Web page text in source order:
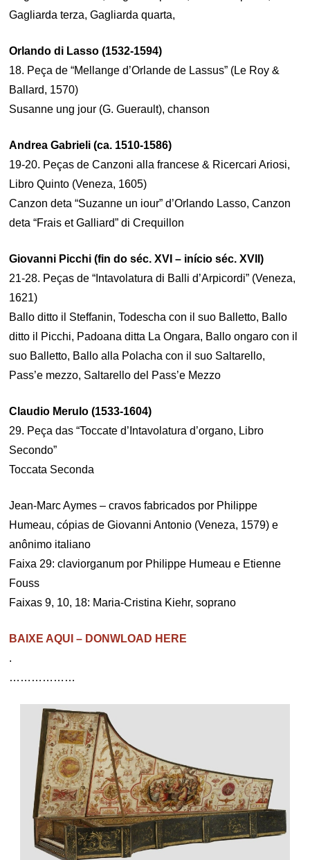
Gagliarda terza, Gagliarda quarta,
Orlando di Lasso (1532-1594)
18. Peça de “Mellange d’Orlande de Lassus” (Le Roy &
Ballard, 1570)
Susanne ung jour (G. Guerault), chanson
Andrea Gabrieli (ca. 1510-1586)
19-20. Peças de Canzoni alla francese & Ricercari Ariosi,
Libro Quinto (Veneza, 1605)
Canzon deta “Suzanne un iour” d’Orlando Lasso, Canzon
deta “Frais et Galliard” di Crequillon
Giovanni Picchi (fin do séc. XVI – início séc. XVII)
21-28. Peças de “Intavolatura di Balli d’Arpicordi” (Veneza,
1621)
Ballo ditto il Steffanin, Todescha con il suo Balletto, Ballo
ditto il Picchi, Padoana ditta La Ongara, Ballo ongaro con il
suo Balletto, Ballo alla Polacha con il suo Saltarello,
Pass’e mezzo, Saltarello del Pass’e Mezzo
Claudio Merulo (1533-1604)
29. Peça das “Toccate d’Intavolatura d’organo, Libro
Secondo”
Toccata Seconda
Jean-Marc Aymes – cravos fabricados por Philippe
Humeau, cópias de Giovanni Antonio (Veneza, 1579) e
anônimo italiano
Faixa 29: claviorganum por Philippe Humeau e Etienne
Fouss
Faixas 9, 10, 18: Maria-Cristina Kiehr, soprano
BAIXE AQUI – DONWLOAD HERE
.
………………